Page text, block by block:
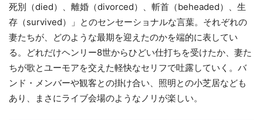
死別（died）、離婚（divorced）、斬首（beheaded）、生
存（survived）」とのセンセーショナルな言葉。それぞれの
妻たちが、どのような最期を迎えたのかを端的に表してい
る。どれだけヘンリー8世からひどい仕打ちを受けたか、妻た
ちが歌とユーモアを交えた軽快なセリフで吐露していく。バ
ンド・メンバーや観客との掛け合い、照明との小芝居なども
あり、まさにライブ会場のようなノリが楽しい。